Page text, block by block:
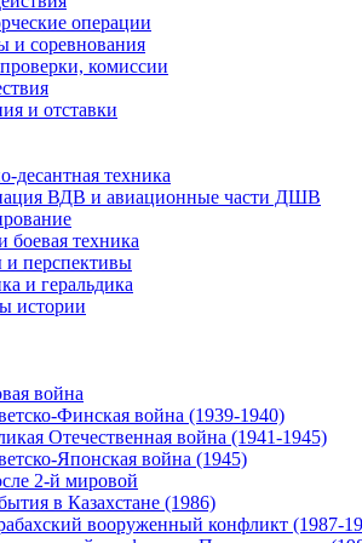
операции
и соревнования
комиссии
и отставки
десантная техника
ВДВ и авиационные части ДШВ
боевая техника
перспективы
и геральдика
истории
война
Финская война (1939-1940)
Отечественная война (1941-1945)
Японская война (1945)
2-й мировой
в Казахстане (1986)
вооруженный конфликт (1987-